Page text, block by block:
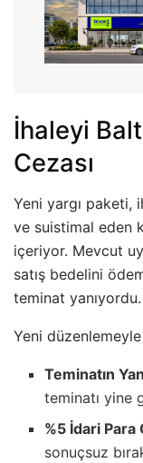
İhaleyi
Cezası
Yeni yargı paketi,
ve suistimal eden
içeriyor. Mevcut
satış bedelini
teminat yanıyordu.
Yeni
Teminatın
teminatı yine
%5 İdari Para
sonuçsuz